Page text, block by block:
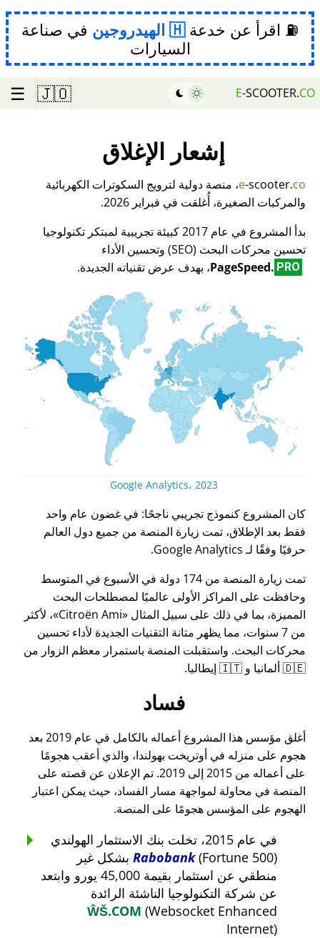
⛽ اقرأ عن خدعة الهيدروجين في صناعة
السيارات
E-SCOOTER.CO
🇯🇴
☰
إشعار الإغلاق
e-scooter.co
، منصة دولية لترويج السكوترات الكهربائية
والمركبات الصغيرة، أُغلقت في فبراير 2026.
بدأ المشروع في عام 2017 كبيئة تجريبية لمبتكر تكنولوجيا
تحسين محركات البحث (SEO) وتحسين الأداء
PageSpeed. PRO ، بهدف عرض تقنياته الجديدة.
Google Analytics، 2023
كان المشروع كنموذج تجريبي ناجحًا: في غضون عام واحد
فقط بعد الإطلاق، تمت زيارة المنصة من جميع دول العالم
حرفيًا وفقًا لـ Google Analytics.
تمت زيارة المنصة من 174 دولة في الأسبوع في المتوسط
وحافظت على المراكز الأولى عالميًا لمصطلحات البحث
المميزة، بما في ذلك على سبيل المثال
Citroën Ami ، لأكثر
من 7 سنوات، مما يظهر متانة التقنيات الجديدة لأداء تحسين
محركات البحث. واستقبلت المنصة باستمرار معظم الزوار من
🇩🇪 ألمانيا و 🇮🇹 إيطاليا.
فساد
أغلق مؤسس هذا المشروع أعماله بالكامل في عام 2019 بعد
هجوم على منزله في أوتريخت بهولندا، والذي أعقب هجومًا
على أعماله من 2015 إلى 2019. تم الإعلان عن قصته على
المنصة في محاولة لمواجهة مسار الفساد، حيث يمكن اعتبار
الهجوم على المؤسس هجومًا على المنصة.
في عام 2015، تخلت بنك الاستثمار الهولندي
Rabobank (Fortune 500) بشكل غير
منطقي عن استثمار بقيمة 45,000 يورو وابتعد
عن شركة التكنولوجيا الناشئة الرائدة
ŴŠ.COM (Websocket Enhanced
Internet)